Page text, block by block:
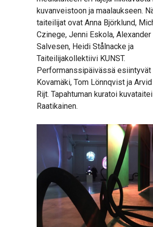
kuvanveistoon ja maalaukseen.
taiteilijat ovat Anna Björklund,
Czinege, Jenni Eskola, Alexander
Salvesen, Heidi Stålnacke ja
Taiteilijakollektiivi KUNST.
Performanssipäivässä esiintyvät
Kovamäki, Tom Lönnqvist ja
Rijt. Tapahtuman kuratoi
Raatikainen.